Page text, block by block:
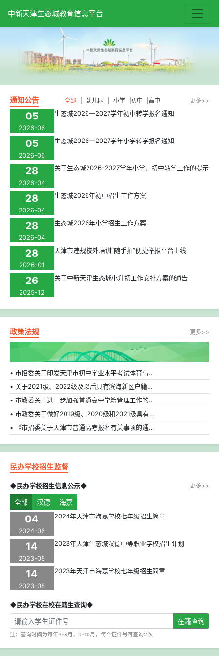
中新天津生态城教育信息平台
通知公告 全部 幼儿园 小学 初中 高中 更多>>
05
2026-06
生态城2026—2027学年初中转学报名通知
05
2026-06
生态城2026—2027学年小学转学报名通知
28
2026-04
关于生态城2026-2027学年小学、初中转学工作的提示
28
2026-04
生态城2026年初中招生工作方案
28
2026-04
生态城2026年小学招生工作方案
28
2026-01
天津市违规校外培训“随手拍”便捷举报平台上线
26
2025-12
关于中新天津生态城小升初工作安排方案的通告
政策法规 更多>>
• 市招委关于印发天津市初中学业水平考试体育与健康科目补充方案的通知
• 关于2021级、2022级及以后具有滨海新区户籍在外省市普通高中就读学生转学的相关规定
• 市教委关于进一步加强普通高中学籍管理工作的通知
• 市教委关于做好2019级、2020级和2021级具有天津市户籍在外省市普通高中就读学生转学工作的通知
• 《市招委关于天津市普通高考报名有关事项的通知》的解读
民办学校招生监督
◆民办学校招生信息公示◆ 更多>>
全部 汉德 海嘉
04
2024-06
2024年天津市海嘉学校七年级招生简章
14
2023-08
2023年天津生态城汉德中等职业学校招生计划
14
2023-08
2023年天津市海嘉学校七年级招生简章
◆民办学校在校在籍生查询◆
在籍查询
注：查询时间为每年3-4月，9-10月，每个证件号可查询2次